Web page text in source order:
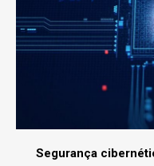
Segurança